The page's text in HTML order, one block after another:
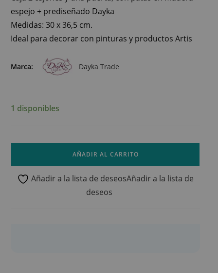
espejo + prediseñado Dayka
Medidas: 30 x 36,5 cm.
Ideal para decorar con pinturas y productos Artis
Marca: Dayka Trade
1 disponibles
AÑADIR AL CARRITO
Añadir a la lista de deseos